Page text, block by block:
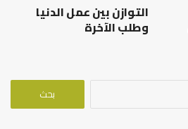
التوازن بين عمل الدنيا
وطلب الآخرة
البحث